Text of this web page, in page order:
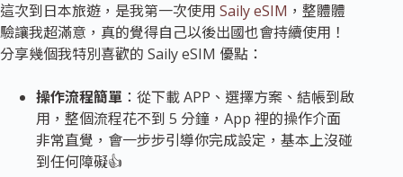
這次到日本旅遊，是我第一次使用 Saily eSIM ，整體體
驗讓我超滿意，真的覺得自己以後出國也會持續使用！
分享幾個我特別喜歡的 Saily eSIM 優點：
操作流程簡單 ：從下載 APP、選擇方案、結帳到啟
用，整個流程花不到 5 分鐘，App 裡的操作介面
非常直覺，會一步步引導你完成設定，基本上沒碰
到任何障礙👍